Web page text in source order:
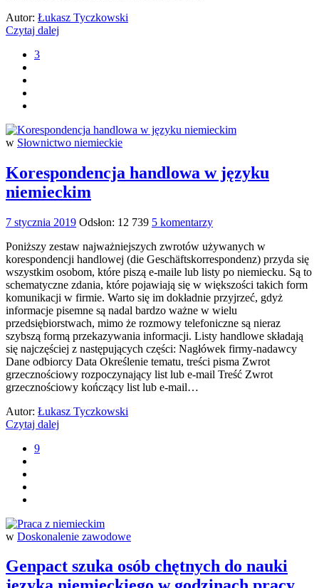
Autor: Łukasz Tyczkowski
Czytaj dalej
3
w Słownictwo niemieckie
Korespondencja handlowa w języku
niemieckim
7 stycznia 2019 Odsłon: 12 739 5 komentarzy
Poniższy zestaw najważniejszych zwrotów używanych w
korespondencji handlowej (die Geschäftskorrespondenz) przyda się
wszystkim osobom, które piszą e-maile lub listy po niemiecku. Są to
schematyczne zdania, które pojawiają się w większości takich form
komunikacji w firmie. Warto się im dokładnie przyjrzeć, gdyż
informacje pisemne są nadal bardzo ważne w wielu
przedsiębiorstwach, mimo że rozmowy telefoniczne są nieraz
szybszą formą przekazywania informacji. Listy handlowe składają
się najczęściej z następujących części: Nagłówek firmy-nadawcy
Dane odbiorcy Data Określenie tematu, treści pisma Zwrot
grzecznościowy rozpoczynający list lub e-mail Treść Zwrot
grzecznościowy kończący list lub e-mail…
Autor: Łukasz Tyczkowski
Czytaj dalej
9
w Doskonalenie zawodowe
Genpact szuka osób chętnych do nauki